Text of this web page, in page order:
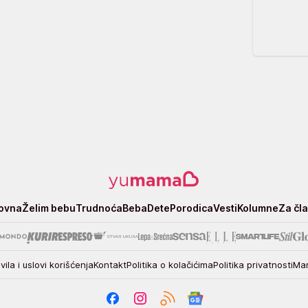
Želim bebuTrudnoćaBebaDetePorodicaVestiKolumneZa
i uslovi korišćenjaKontaktPolitika o kolačićimaPolitika privatnosti